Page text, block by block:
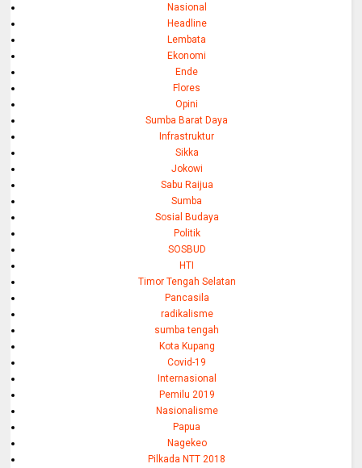
Nasional
Headline
Lembata
Ekonomi
Ende
Flores
Opini
Sumba Barat Daya
Infrastruktur
Sikka
Jokowi
Sabu Raijua
Sumba
Sosial Budaya
Politik
SOSBUD
HTI
Timor Tengah Selatan
Pancasila
radikalisme
sumba tengah
Kota Kupang
Covid-19
Internasional
Pemilu 2019
Nasionalisme
Papua
Nagekeo
Pilkada NTT 2018